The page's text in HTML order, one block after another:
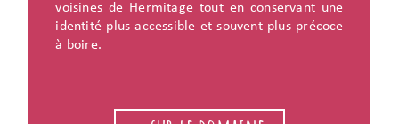
voisines de Hermitage tout en conservant une
identité plus accessible et souvent plus précoce
à boire.